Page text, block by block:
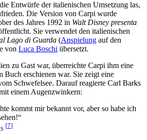
Entwürfe der italienischen Umsetzung las,
Die Version von Carpi wurde
des Jahres 1992 in Walt Disney presenta
Sie verwendet den italienischen
Lago di Guarda (Anspielung auf den
von Luca Boschi übersetzt.
zu Gast war, überreichte Carpi ihm eine
Buch erschienen war. Sie zeigt eine
Schwefelsee. Darauf reagierte Carl Barks
einem Augenzwinkern:
kommt mir bekannt vor, aber so habe ich
[7]